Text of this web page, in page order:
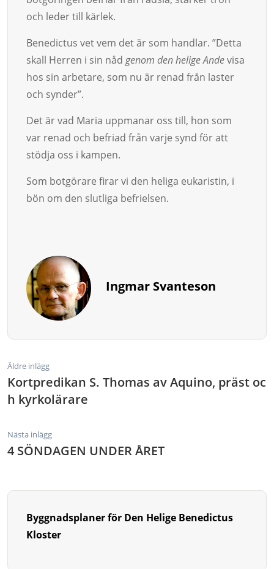
och le­der till kärlek.
Benedictus vet vem det är som handlar. ”Detta
skall Herren i sin nåd genom den helige Andevisa
hos sin arbetare, som nu är renad från laster
och syn­der”.
Det är vad Maria uppmanar oss till, hon som
var renad och befriad från varje synd för att
stödja oss i kampen.
Som botgörare firar vi den heliga eukaristin, i
bön om den slut­liga befrielsen.
Ingmar Svanteson
Äldre inlägg
Kortpredikan S. Thomas av Aquino, präst oc
h kyrkolärare
Nästa inlägg
4 SÖNDAGEN UNDER ÅRET
Byggnadsplaner för Den Helige Benedictus
Kloster